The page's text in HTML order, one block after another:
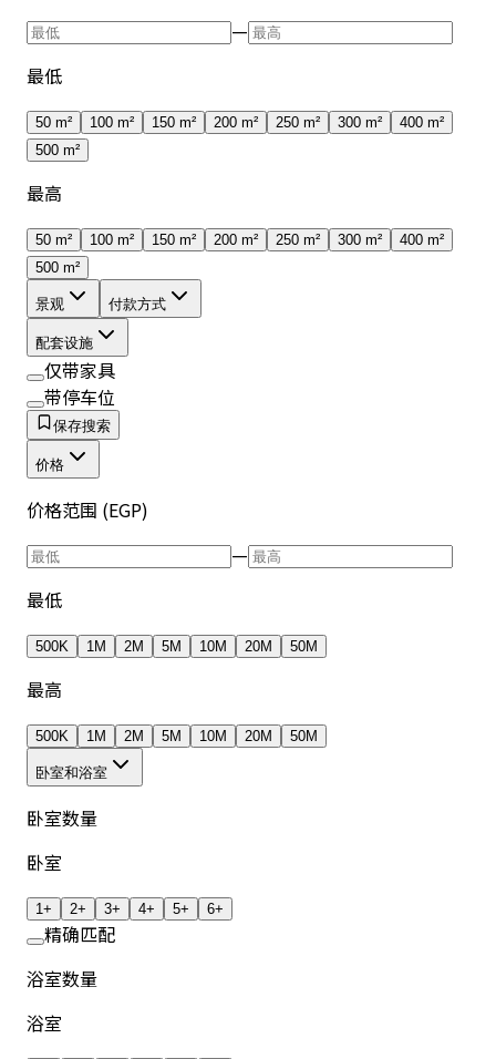
—
最低
50 m² 100 m² 150 m² 200 m² 250 m² 300 m²
400 m²
500 m²
最高
50 m² 100 m² 150 m² 200 m² 250 m² 300 m²
400 m²
500 m²
景观 付款方式
配套设施
仅带家具
带停车位
保存搜索
价格
价格范围 (EGP)
—
最低
500K 1M 2M 5M 10M 20M 50M
最高
500K 1M 2M 5M 10M 20M 50M
卧室和浴室
卧室数量
卧室
1+ 2+ 3+ 4+ 5+ 6+
精确匹配
浴室数量
浴室